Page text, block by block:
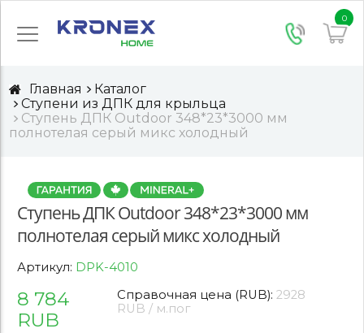
0
Главная
Каталог
Ступени из ДПК для крыльца
Ступень ДПК Outdoor 348*23*3000 мм
полнотелая серый микс холодный
Ступень ДПК Outdoor 348*23*3000 мм
полнотелая серый микс холодный
Артикул: DPK-4010
8 784
RUB
Справочная цена (RUB):2928
RUB / м.пог